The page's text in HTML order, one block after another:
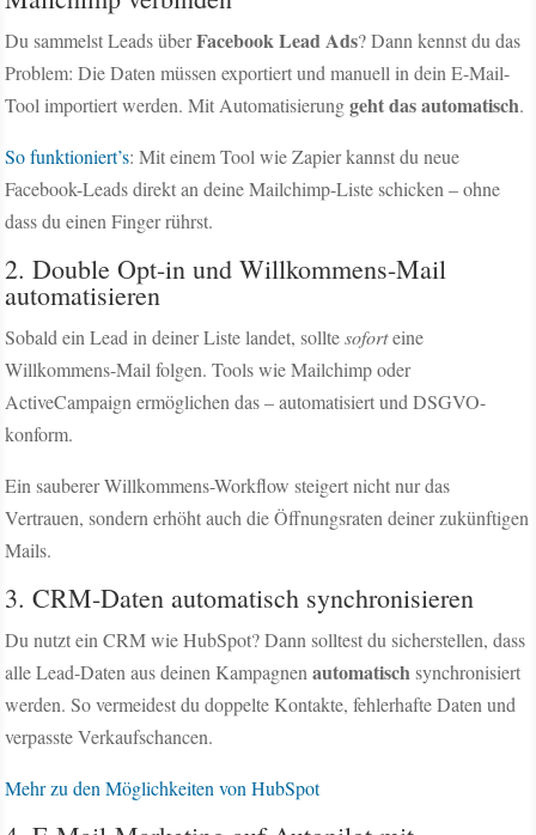
Du sammelst Leads überFacebook Lead Ads? Dann kennst du das
Problem: Die Daten müssen exportiert und manuell in dein E-Mail-
Tool importiert werden. Mit Automatisierunggeht das automatisch.
So funktioniert’s: Mit einem Tool wie Zapier kannst du neue
Facebook-Leads direkt an deine Mailchimp-Liste schicken – ohne
dass du einen Finger rührst.
2. Double Opt-in und Willkommens-Mail
automatisieren
Sobald ein Lead in deiner Liste landet, solltesoforteine
Willkommens-Mail folgen. Tools wie Mailchimp oder
ActiveCampaign ermöglichen das – automatisiert und DSGVO-
konform.
Ein sauberer Willkommens-Workflow steigert nicht nur das
Vertrauen, sondern erhöht auch die Öffnungsraten deiner zukünftigen
Mails.
3. CRM-Daten automatisch synchronisieren
Du nutzt ein CRM wie HubSpot? Dann solltest du sicherstellen, dass
alle Lead-Daten aus deinen Kampagnenautomatischsynchronisiert
werden. So vermeidest du doppelte Kontakte, fehlerhafte Daten und
verpasste Verkaufschancen.
Mehr zu den Möglichkeiten von HubSpot